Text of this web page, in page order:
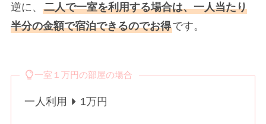
逆に、 二人で一室を利用する場合は、一人当たり
半分の金額で宿泊できるのでお得です。
一室１万円の部屋の場合
一人利用 1万円